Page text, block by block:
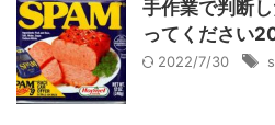
手作業で判断
ってください
2022/7/30